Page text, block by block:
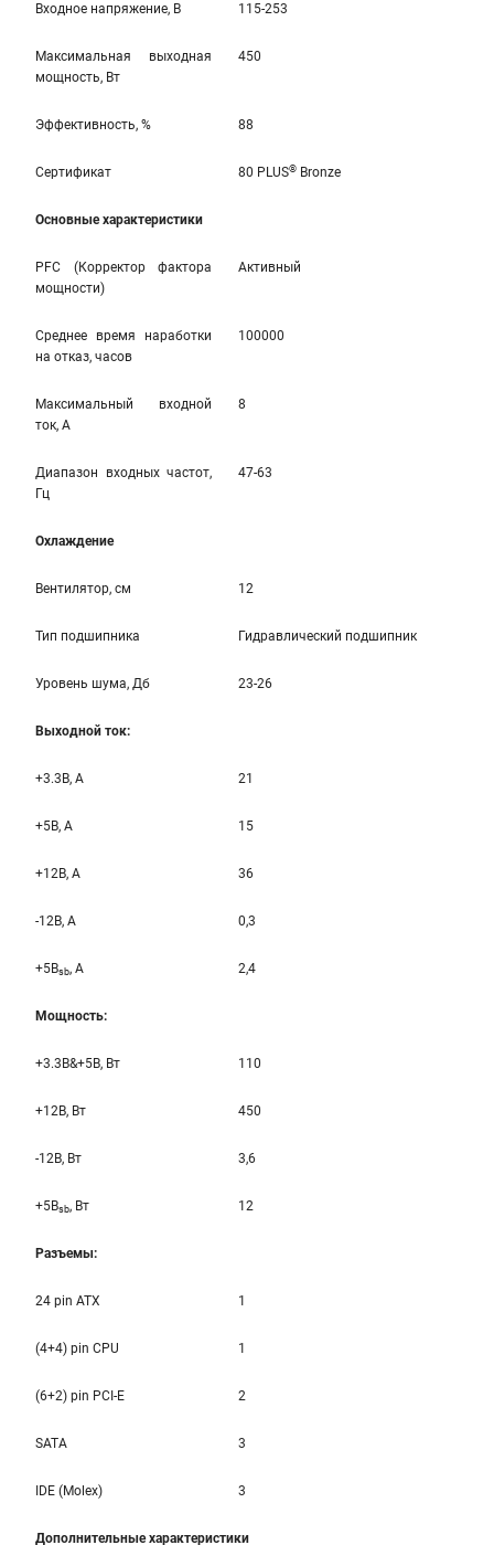
Входное напряжение, В 115-253
Максимальная выходная
мощность, Вт
450
Эффективность, % 88
Сертификат 80 PLUS® Bronze
Основные характеристики
PFC (Корректор фактора
мощности)
Активный
Среднее время наработки
на отказ, часов
100000
Максимальный входной
ток, А
8
Диапазон входных частот,
Гц
47-63
Охлаждение
Вентилятор, см 12
Тип подшипника Гидравлический подшипник
Уровень шума, Дб 23-26
Выходной ток:
+3.3B, А 21
+5B, А 15
+12B, A 36
-12B, A 0,3
+5Bsb, A 2,4
Мощность:
+3.3B&+5B, Вт 110
+12B, Вт 450
-12B, Вт 3,6
+5Bsb, Вт 12
Разъемы:
24 pin ATX 1
(4+4) pin CPU 1
(6+2) pin PCI-E 2
SATA 3
IDE (Molex) 3
Дополнительные характеристики